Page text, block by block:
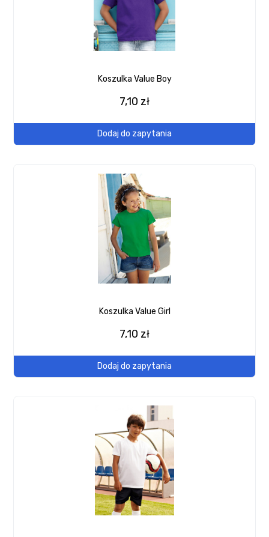
Koszulka Value Boy
7,10 zł
Dodaj do zapytania
Koszulka Value Girl
7,10 zł
Dodaj do zapytania